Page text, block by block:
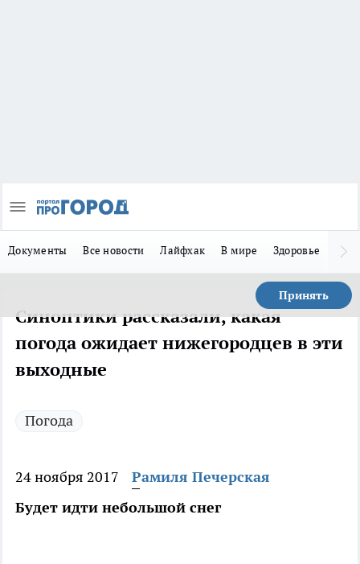
Документы Все новости Лайфхак В мире Здоровье
Принять
Синоптики рассказали, какая
погода ожидает нижегородцев в эти
выходные
Погода
24 ноября 2017
Рамиля Печерская
Будет идти небольшой снег